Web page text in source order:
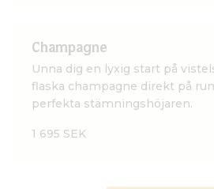
Champagne
Unna dig en lyxig start på
flaska champagne direkt på
perfekta stämningshöjaren.
1 695 SEK